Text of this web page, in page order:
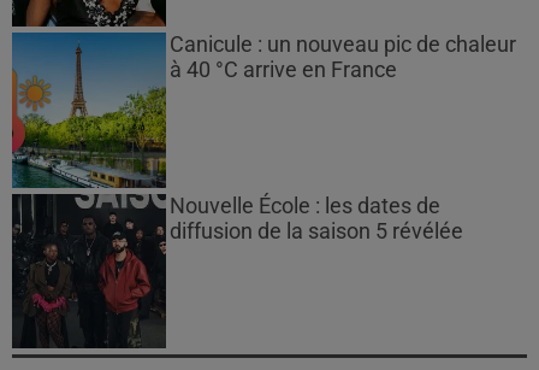
Canicule : un nouveau pic de chaleur
à 40 °C arrive en France
Nouvelle École : les dates de
diffusion de la saison 5 révélée